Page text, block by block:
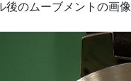
後のムーブメントの画像